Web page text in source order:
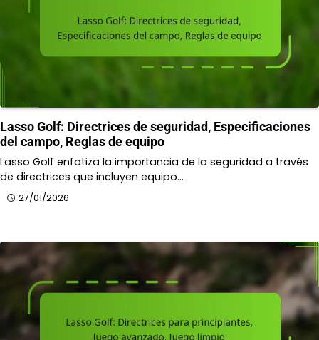
Lasso Golf: Directrices de seguridad, Especificaciones
del campo, Reglas de equipo
Lasso Golf enfatiza la importancia de la seguridad a través
de directrices que incluyen equipo…
27/01/2026